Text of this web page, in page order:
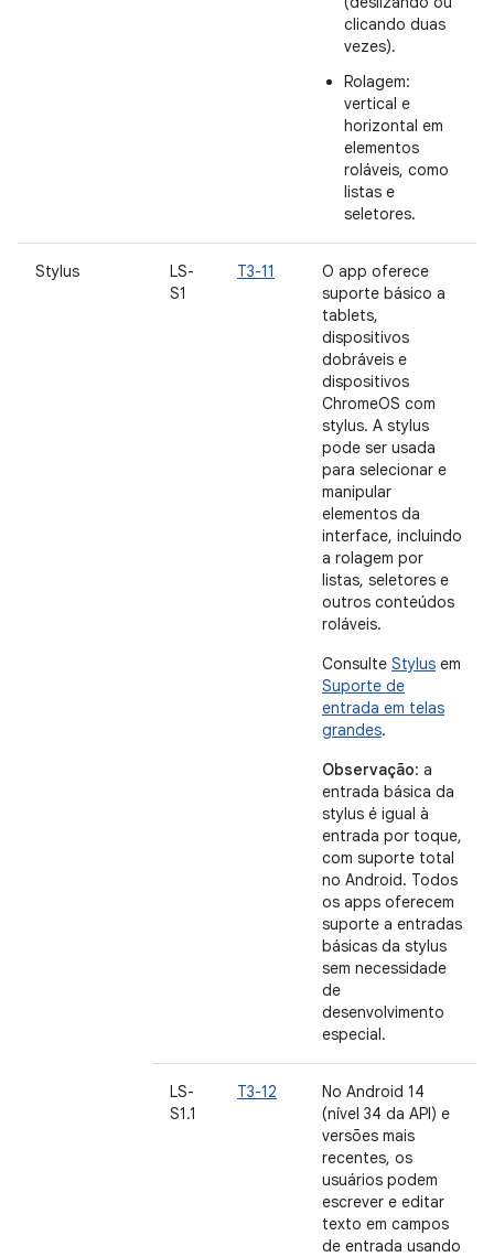
clicando duas
vezes).
Rolagem:
vertical e
horizontal em
elementos
roláveis, como
listas e
seletores.
Stylus
LS-
S1
T3-11
O app oferece
suporte básico a
tablets,
dispositivos
dobráveis e
dispositivos
ChromeOS com
stylus. A stylus
pode ser usada
para selecionar e
manipular
elementos da
interface, incluindo
a rolagem por
listas, seletores e
outros conteúdos
roláveis.
Consulte Stylus em
Suporte de
entrada em telas
grandes.
Observação: a
entrada básica da
stylus é igual à
entrada por toque,
com suporte total
no Android. Todos
os apps oferecem
suporte a entradas
básicas da stylus
sem necessidade
de
desenvolvimento
especial.
LS-
S1.1
T3-12
No Android 14
(nível 34 da API) e
versões mais
recentes, os
usuários podem
escrever e editar
texto em campos
de entrada usando